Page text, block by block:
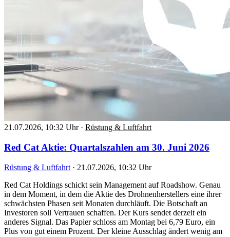
21.07.2026, 10:32 Uhr · Rüstung & Luftfahrt
Red Cat Aktie: Quartalszahlen am 30. Juni 2026
Rüstung & Luftfahrt · 21.07.2026, 10:32 Uhr
Red Cat Holdings schickt sein Management auf Roadshow. Genau
in dem Moment, in dem die Aktie des Drohnenherstellers eine ihrer
schwächsten Phasen seit Monaten durchläuft. Die Botschaft an
Investoren soll Vertrauen schaffen. Der Kurs sendet derzeit ein
anderes Signal. Das Papier schloss am Montag bei 6,79 Euro, ein
Plus von gut einem Prozent. Der kleine Ausschlag ändert wenig am